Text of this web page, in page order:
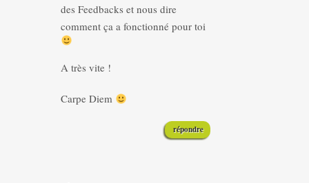
des Feedbacks et nous dire
comment ça a fonctionné pour toi
A très vite !
Carpe Diem
répondre